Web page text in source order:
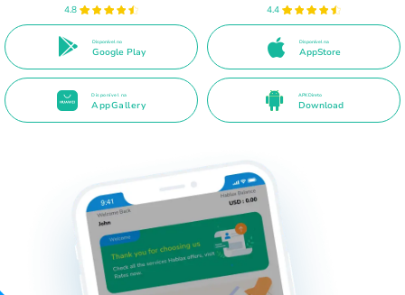
4.8
Disponível no
Google Play
4.4
Disponível na
AppStore
Disponível na
AppGallery
APK Direto
Download